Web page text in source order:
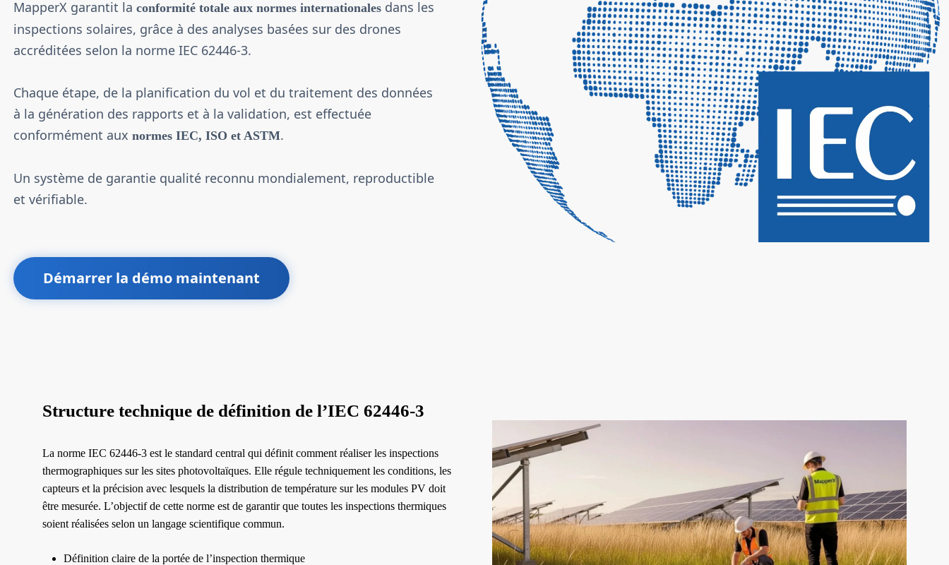
MapperX garantit laconformité totale aux normes internationales dans les
inspections solaires, grâce à des analyses basées sur des drones
accréditées selon la norme IEC 62446-3.
Chaque étape, de la planification du vol et du traitement des données
à la génération des rapports et à la validation, est effectuée
conformément auxnormes IEC, ISO et ASTM.
Un système de garantie qualité reconnu mondialement, reproductible
et vérifiable.
Démarrer la démo maintenant
Structure technique de définition de l’IEC 62446-3
La norme IEC 62446-3 est le standard central qui définit comment réaliser les inspections
thermographiques sur les sites photovoltaïques. Elle régule techniquement les conditions, les
capteurs et la précision avec lesquels la distribution de température sur les modules PV doit
être mesurée. L’objectif de cette norme est de garantir que toutes les inspections thermiques
soient réalisées selon un langage scientifique commun.
Définition claire de la portée de l’inspection thermique